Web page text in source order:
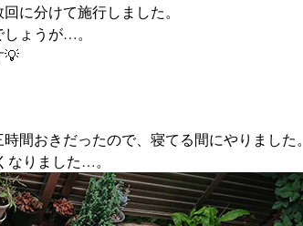
に分けて施行しました。
ょうが…。
💡
間おきだったので、寝てる間にやりました。
なりました…。